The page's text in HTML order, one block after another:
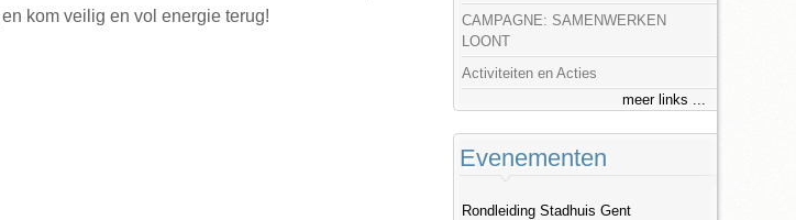
kom veilig en vol energie terug!
CAMPAGNE: SAMENWERKEN
LOONT
Activiteiten en Acties
meer links ...
Evenementen
Rondleiding Stadhuis Gent